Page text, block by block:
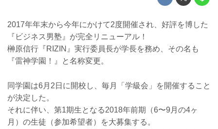
2017年年末から今年にかけて2度開催され、好評を博した
『ビジネス男塾』が完全リニューアル！
榊原信行『RIZIN』実行委員長が学長を務め、その名も
『雷神学園！』と名称変更。
同学園は6月2日に開校し、毎月「学級会」を開催すること
が決定した。
それに伴い、第1期生となる2018年前期（6〜9月の4ヶ
月）の生徒（参加希望者）を大募集する。